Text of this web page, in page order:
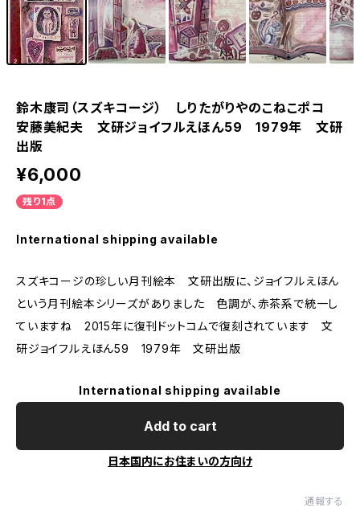
鈴木康司（スズキコージ） しりたがりやのこねこポコ
安藤美紀夫 文研ジョイフルえほん59 1979年 文研
出版
¥6,000
残り1点
International shipping available
スズキコージの珍しい月刊絵本 文研出版に、ジョイフルえほん
という月刊絵本シリーズがありました 色調が、赤茶系で統一し
ていますね 2015年に復刊ドットコムで復刻されています 文
研ジョイフルえほん59 1979年 文研出版
International shipping available
Add to cart
日本国内にお住まいの方向け
通報する